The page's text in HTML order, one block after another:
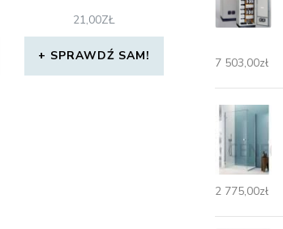
21,00ZŁ
SPRAWDŹ SAM!
7 503,00zł
2 775,00zł